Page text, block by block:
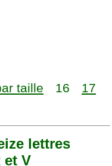
taille 16
17
lettres
et V